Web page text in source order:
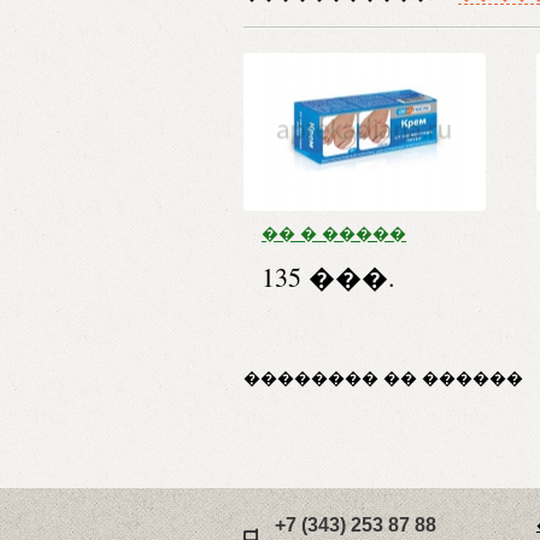
�� � �����
����������
135 ���.
�������� �� ������
+7 (343) 253 87 88